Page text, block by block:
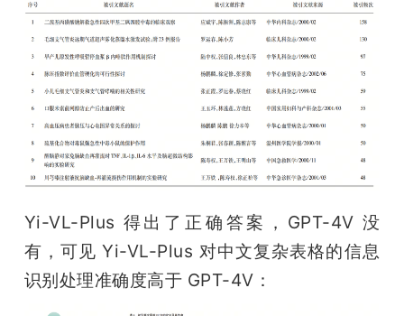
Yi-VL-Plus 得出了正确答案，GPT-4V 没
有，可见 Yi-VL-Plus 对中文复杂表格的信息
识别处理准确度高于 GPT-4V：